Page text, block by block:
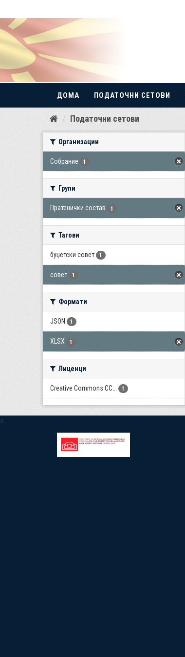
Прескокнете
ДОМА ПОДАТОЧНИ СЕТОВИ
Податочни сетови
Организации
Собрание 1
Групи
Пратенички состав 1
Тагови
буџетски совет 1
совет 1
Формати
JSON 1
XLSX 1
Лиценци
Creative Commons CC... 1
a